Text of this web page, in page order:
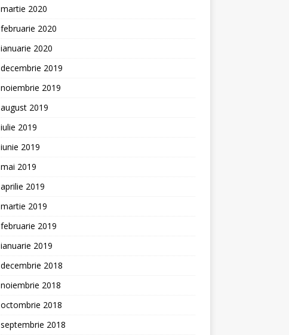
martie 2020
februarie 2020
ianuarie 2020
decembrie 2019
noiembrie 2019
august 2019
iulie 2019
iunie 2019
mai 2019
aprilie 2019
martie 2019
februarie 2019
ianuarie 2019
decembrie 2018
noiembrie 2018
octombrie 2018
septembrie 2018